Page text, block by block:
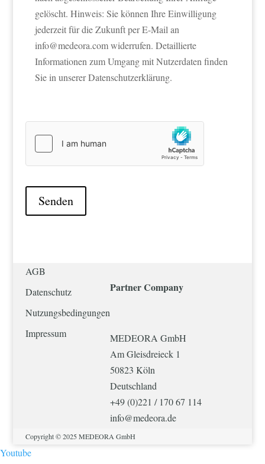
gelöscht. Hinweis: Sie können Ihre Einwilligung
jederzeit für die Zukunft per E-Mail an
info@medeora.com widerrufen. Detaillierte
Informationen zum Umgang mit Nutzerdaten finden
Sie in unserer Datenschutzerklärung.
Senden
AGB
Datenschutz
Nutzungsbedingungen
Impressum
PartnerCompany
MEDEORA GmbH
Am Gleisdreieck 1
50823 Köln
Deutschland
+49 (0)221 / 170 67 114
info@medeora.de
Copyright © 2025 MEDEORA GmbH
Youtube